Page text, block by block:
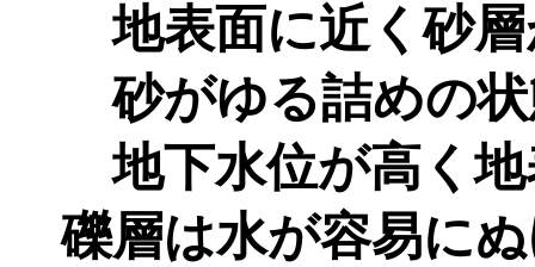
地表面に近く砂層
砂がゆる詰めの状
地下水位が高く地
礫層は水が容易に